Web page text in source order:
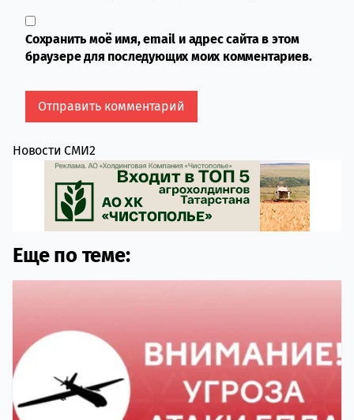
Сохранить моё имя, email и адрес сайта в этом
браузере для последующих моих комментариев.
Новости СМИ2
Еще по теме: